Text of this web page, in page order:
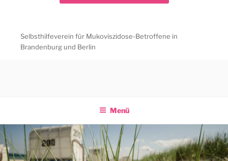
Selbsthilfeverein für Mukoviszidose-Betroffene in
Brandenburg und Berlin
Menü